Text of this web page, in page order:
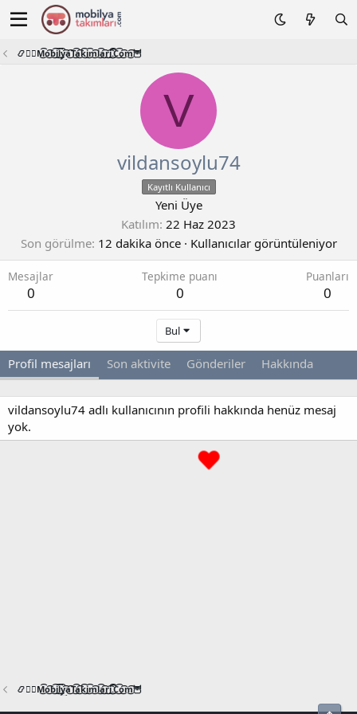
📿🧙‍♂️M͜͡o͜͡b͜͡i͜͡l͜͡y͜͡a͜͡T͜͡a͜͡k͜͡i͜͡m͜͡l͜͡a͜͡r͜͡i͜͡.͜͡C͜͡o͜͡m͜͡🦉
V
vildansoylu74
Kayıtlı Kullanıcı
Yeni Üye
Katılım 22 Haz 2023
Son görülme 12 dakika önce · Kullanıcılar görüntüleniyor
Mesajlar
0
Tepkime puanı
0
Puanları
0
Bul
Profil mesajları Son aktivite Gönderiler Hakkında
vildansoylu74 adlı kullanıcının profili hakkında henüz mesaj
yok.
📿🧙‍♂️M͜͡o͜͡b͜͡i͜͡l͜͡y͜͡a͜͡T͜͡a͜͡k͜͡i͜͡m͜͡l͜͡a͜͡r͜͡i͜͡.͜͡C͜͡o͜͡m͜͡🦉